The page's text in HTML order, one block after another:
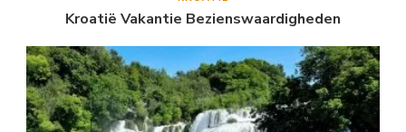
Kroatië Vakantie Bezienswaardigheden